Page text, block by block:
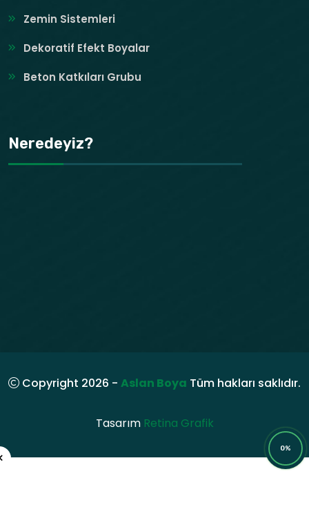
Zemin Sistemleri
Dekoratif Efekt Boyalar
Beton Katkıları Grubu
Neredeyiz?
Copyright 2026 - Aslan Boya Tüm hakları saklıdır.
Tasarım Retina Grafik
0%